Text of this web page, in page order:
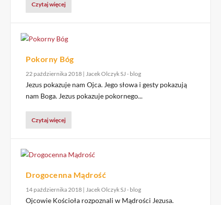
Czytaj więcej
Pokorny Bóg
22 października 2018 |Jacek Olczyk SJ - blog
Jezus pokazuje nam Ojca. Jego słowa i gesty pokazują
nam Boga. Jezus pokazuje pokornego...
Czytaj więcej
Drogocenna Mądrość
14 października 2018 |Jacek Olczyk SJ - blog
Ojcowie Kościoła rozpoznali w Mądrości Jezusa.